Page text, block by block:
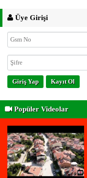
Üye Girişi
Giriş Yap Kayıt Ol
Popüler Videolar